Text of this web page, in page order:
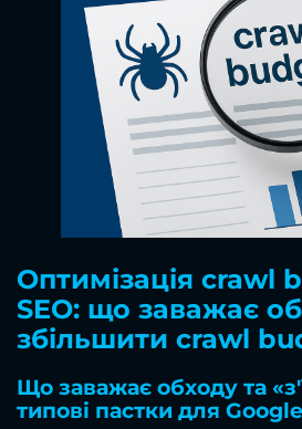
Оптимізація crawl
SEO: що заважає
збільшити crawl
Що заважає обходу та
типові пастки для